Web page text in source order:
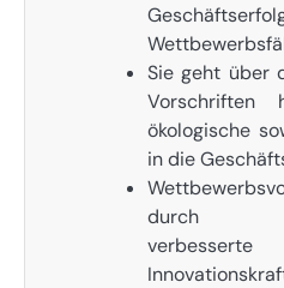
Sie geht über
Vorschriften
ökologische
in die
durch